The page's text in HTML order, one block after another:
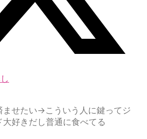
ませたい→こういう人に鍵ってジ
大好きだし普通に食べてる